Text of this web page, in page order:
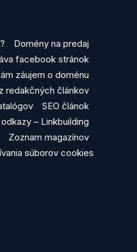
Domény na predaj
facebook stránok
záujem o doménu
redakčných článkov
SEO článok
– Linkbuilding
Zoznam magazínov
súborov cookies